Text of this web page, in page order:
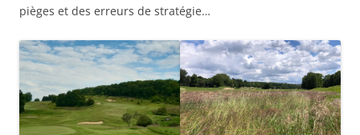
pièges et des erreurs de stratégie…